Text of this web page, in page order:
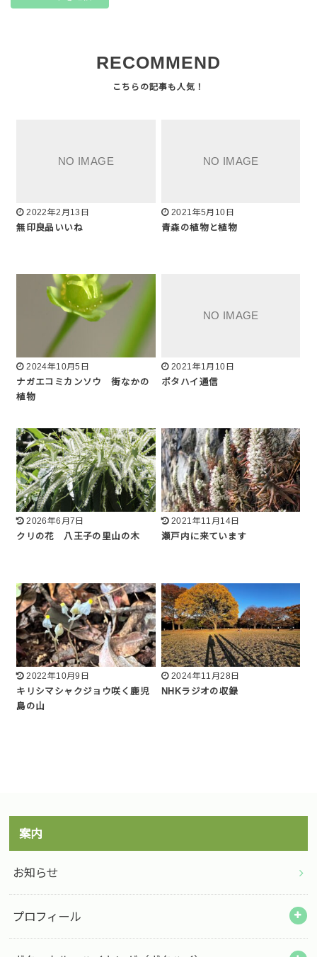
RECOMMEND
2022年2月13日
無印良品いいね
2021年5月10日
青森の植物と植物
2024年10月5日
ナガエコミカンソウ 街なかの
植物
2021年1月10日
ボタハイ通信
2026年6月7日
クリの花 八王子の里山の木
2021年11月14日
瀬戸内に来ています
2022年10月9日
キリシマシャクジョウ咲く鹿児
島の山
2024年11月28日
NHKラジオの収録
案内
お知らせ
プロフィール